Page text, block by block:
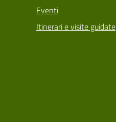
Eventi
Itinerari e visite guidate